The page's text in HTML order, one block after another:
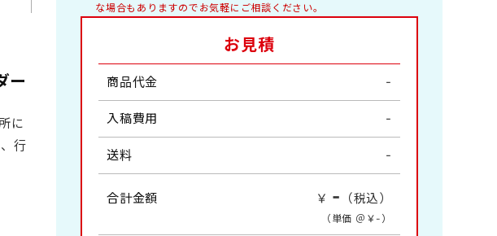
ー
に
行
な場合もありますのでお気軽にご相談ください。
お見積
商品代金 -
入稿費用 -
送料 -
合計金額 ￥ - （税込）
（単価 ＠￥- ）
ペット・動物
版画 絵画
日本家屋
風物詩・四季の情景
学 情報